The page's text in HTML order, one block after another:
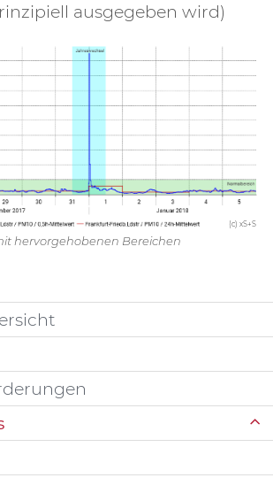
ausgegeben wird)
(c) xS+S
hervorgehobenen Bereichen